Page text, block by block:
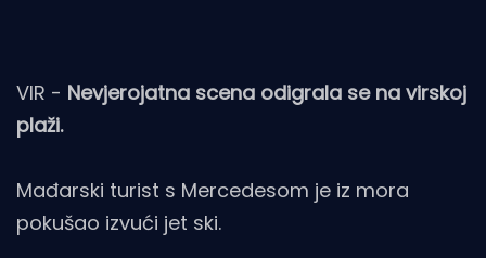
VIR - Nevjerojatna scena odigrala se na virskoj
plaži.
Mađarski turist s Mercedesom je iz mora
pokušao izvući jet ski.